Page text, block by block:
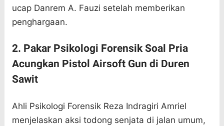
ucap Danrem A. Fauzi setelah memberikan
penghargaan.
2. Pakar Psikologi Forensik Soal Pria
Acungkan Pistol Airsoft Gun di Duren
Sawit
Ahli Psikologi Forensik Reza Indragiri Amriel
menjelaskan aksi todong senjata di jalan umum,